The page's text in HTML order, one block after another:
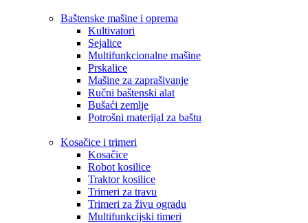
Baštenske mašine i oprema
Kultivatori
Sejalice
Multifunkcionalne mašine
Prskalice
Mašine za zaprašivanje
Ručni baštenski alat
Bušaći zemlje
Potrošni materijal za baštu
Kosačice i trimeri
Kosačice
Robot kosilice
Traktor kosilice
Trimeri za travu
Trimeri za živu ogradu
Multifunkcijski timeri